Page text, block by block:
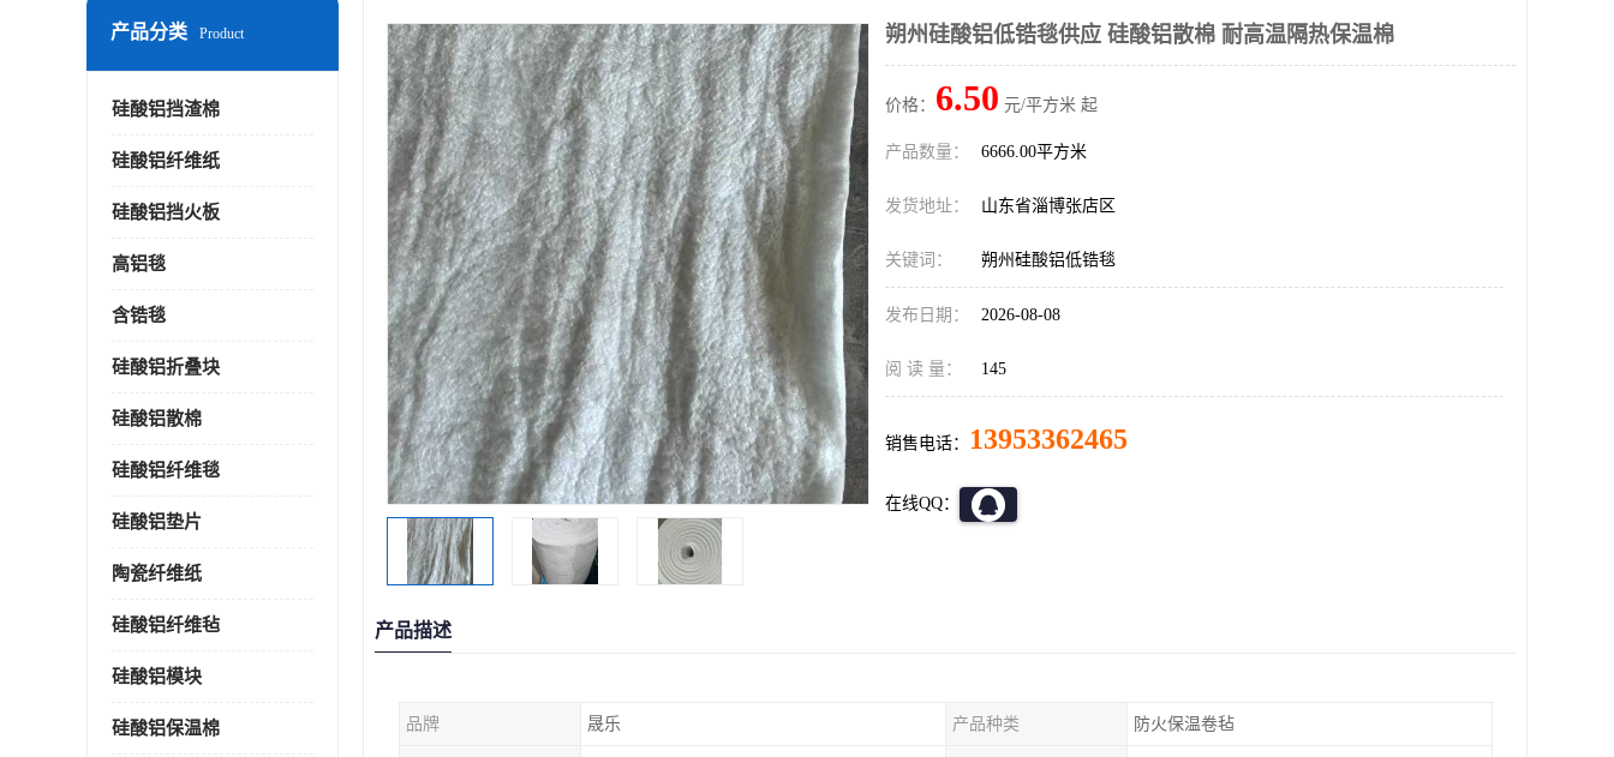
产品分类 Product
硅酸铝挡渣棉
硅酸铝纤维纸
硅酸铝挡火板
高铝毯
含锆毯
硅酸铝折叠块
硅酸铝散棉
硅酸铝纤维毯
硅酸铝垫片
陶瓷纤维纸
硅酸铝纤维毡
硅酸铝模块
硅酸铝保温棉
朔州硅酸铝低锆毯供应 硅酸铝散棉 耐高温隔热保温棉
价格： 6.50 元/平方米 起
产品数量： 6666.00平方米
发货地址： 山东省淄博张店区
关键词： 朔州硅酸铝低锆毯
发布日期： 2026-08-08
阅 读 量： 145
销售电话： 13953362465
在线QQ：
产品描述
品牌 晟乐 产品种类 防火保温卷毡